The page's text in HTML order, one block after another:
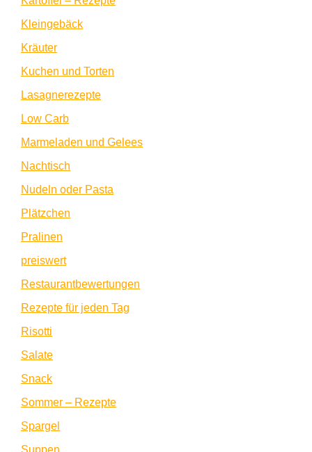
Kleingebäck
Kräuter
Kuchen und Torten
Lasagnerezepte
Low Carb
Marmeladen und Gelees
Nachtisch
Nudeln oder Pasta
Plätzchen
Pralinen
preiswert
Restaurantbewertungen
Rezepte für jeden Tag
Risotti
Salate
Snack
Sommer – Rezepte
Spargel
Suppen